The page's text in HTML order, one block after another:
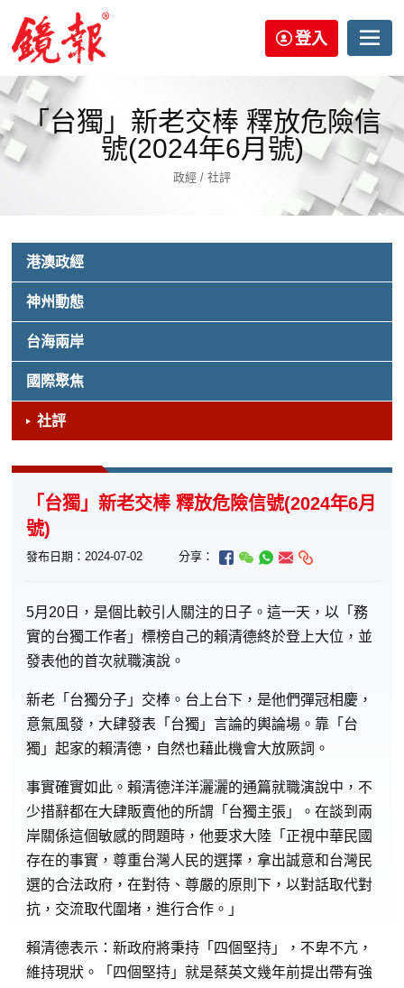
登入
「台獨」新老交棒 釋放危險信
號(2024年6月號)
政經 / 社評
港澳政經
神州動態
台海兩岸
國際聚焦
社評
「台獨」新老交棒 釋放危險信號(2024年6月
號)
發布日期：2024-07-02 分享：
5月20日，是個比較引人關注的日子。這一天，以「務
實的台獨工作者」標榜自己的賴清德終於登上大位，並
發表他的首次就職演說。
新老「台獨分子」交棒。台上台下，是他們彈冠相慶，
意氣風發，大肆發表「台獨」言論的輿論場。靠「台
獨」起家的賴清德，自然也藉此機會大放厥詞。
事實確實如此。賴清德洋洋灑灑的通篇就職演說中，不
少措辭都在大肆販賣他的所謂「台獨主張」。在談到兩
岸關係這個敏感的問題時，他要求大陸「正視中華民國
存在的事實，尊重台灣人民的選擇，拿出誠意和台灣民
選的合法政府，在對待、尊嚴的原則下，以對話取代對
抗，交流取代圍堵，進行合作。」
賴清德表示：新政府將秉持「四個堅持」，不卑不亢，
維持現狀。「四個堅持」就是蔡英文幾年前提出帶有強